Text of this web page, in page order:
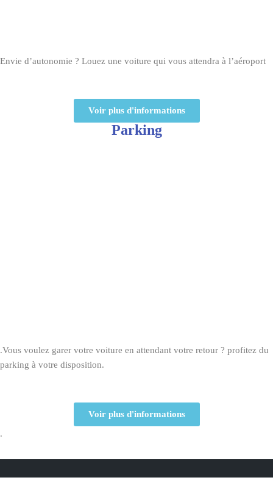
Envie d’autonomie ? Louez une voiture qui vous attendra à l’aéroport
Voir plus d'informations
Parking
.Vous voulez garer votre voiture en attendant votre retour ? profitez du
parking à votre disposition.
Voir plus d'informations
.